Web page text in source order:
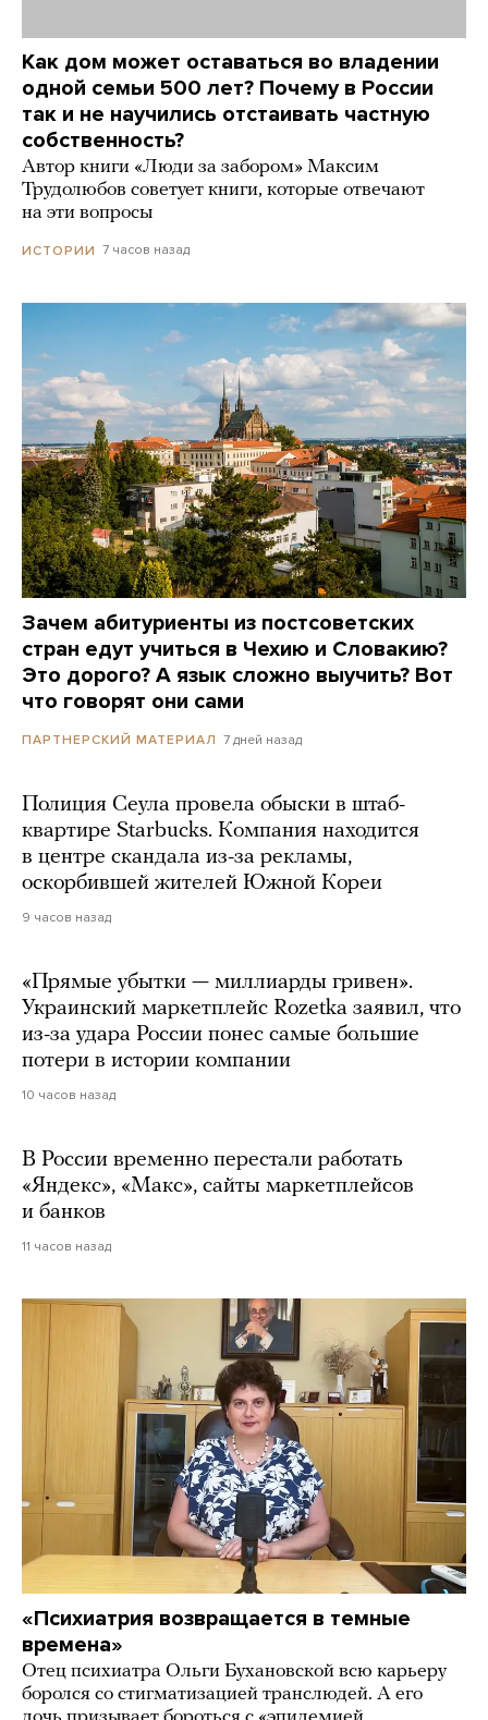
Как дом может оставаться во владении
одной семьи 500 лет? Почему в России
так и не научились отстаивать частную
собственность?
Автор книги «Люди за забором» Максим
Трудолюбов советует книги, которые отвечают
на эти вопросы
ИСТОРИИ 7 часов назад
Зачем абитуриенты из постсоветских
стран едут учиться в Чехию и Словакию?
Это дорого? А язык сложно выучить? Вот
что говорят они сами
ПАРТНЕРСКИЙ МАТЕРИАЛ 7 дней назад
Полиция Сеула провела обыски в штаб-
квартире Starbucks. Компания находится
в центре скандала из-за рекламы,
оскорбившей жителей Южной Кореи
9 часов назад
«Прямые убытки — миллиарды гривен».
Украинский маркетплейс Rozetka заявил, что
из-за удара России понес самые большие
потери в истории компании
10 часов назад
В России временно перестали работать
«Яндекс», «Макс», сайты маркетплейсов
и банков
11 часов назад
«Психиатрия возвращается в темные
времена»
Отец психиатра Ольги Бухановской всю карьеру
боролся со стигматизацией транслюдей. А его